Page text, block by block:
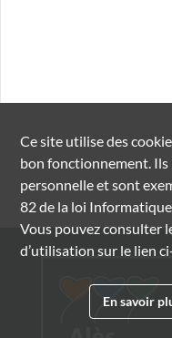
Ce site utilise des
bon fonctionnement.
personnelle et sont
82 de la loi
Vous pouvez consulter
d’utilisation sur le lien
En savoir